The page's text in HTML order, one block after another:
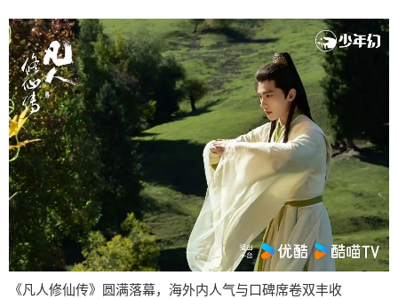
《凡人修仙传》圆满落幕，海外内人气与口碑席卷双丰收